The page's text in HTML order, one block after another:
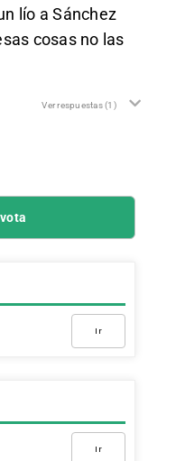
lío a Sánchez
cosas no las
Ver respuestas(1)
Ir
Ir